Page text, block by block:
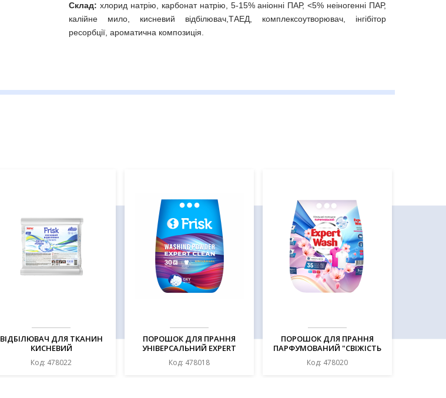
Склад: хлорид натрію, карбонат натрію, 5-15% аніонні ПАР, <5% неіногенні ПАР,
калійне мило, кисневий відбілювач,ТАЕД, комплексоутворювач, інгібітор
ресорбції, ароматична композиція.
ВІДБІЛЮВАЧ ДЛЯ ТКАНИН
КИСНЕВИЙ
ПОРОШКОПОДІБНИЙ, 450Г,
ТМ FRISK
Код: 478022
ПОРОШОК ДЛЯ ПРАННЯ
УНІВЕРСАЛЬНИЙ EXPERT
CLEAN, 2,5 КГ, ТМ FRISK
Код: 478018
ПОРОШОК ДЛЯ ПРАННЯ
ПАРФУМОВАНИЙ "СВІЖІСТЬ
КВІТІВ" , ТМ "EXPERT WASH"
Код: 478020